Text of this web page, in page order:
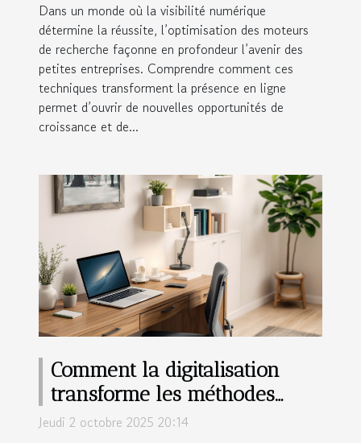
Dans un monde où la visibilité numérique
détermine la réussite, l’optimisation des moteurs
de recherche façonne en profondeur l’avenir des
petites entreprises. Comprendre comment ces
techniques transforment la présence en ligne
permet d’ouvrir de nouvelles opportunités de
croissance et de...
Comment la digitalisation
transforme les méthodes
traditionnelles de gestion
Jeudi 2 octobre 2025 20:14